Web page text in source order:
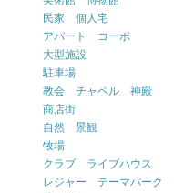
民家 個人宅
アパート コーポ
大型施設
駐車場
教会 チャペル 神殿
商店街
自然 景観
牧場
クラブ ライブハウス
レジャー テーマパーク